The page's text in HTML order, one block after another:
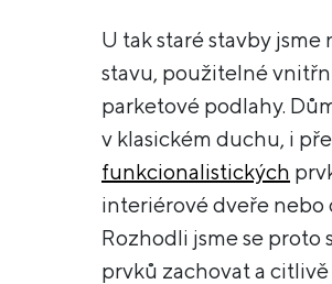
U tak staré stavby
stavu, použitelné
parketové podlahy.
v klasickém duchu, i
funkcionalistických
interiérové dveře nebo
Rozhodli jsme se
prvků zachovat a